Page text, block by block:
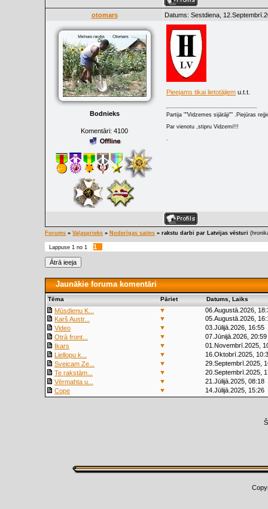
otomars Datums: Sestdiena,
Bodnieks
Komentāri: 4100
Pieejams tikai lietotājiem u.t.t.
Partija ""Vidzemes sijātāji"" .Piejūras
Par vienotu ,stipru Vidzemi!!!
Forums » Vaļasprieks » Noderīgas saites » rakstu darbi par Latvijas vēsturi
Lappuse 1 no 1 1
Jaunākie foruma komentāri
Tēma Pāriet Datums, Laiks
Mūsdienu K... ▼
06.Augustā.2026,
Karš Austr...
▼
05.Augustā.2026,
Video
▼
03.Jūlijā.2026, 16:55
Otrā front...
▼
07.Jūnijā.2026, 20:59
Ikars
▼
01.Novembrī.2025,
Liellopu k...
▼
16.Oktobrī.2025,
Sveicam Ze...
▼
29.Septembrī.2025,
Te rakstām...
▼
20.Septembrī.2025,
Vērmahta u...
▼
21.Jūlijā.2025, 08:18
Cope
▼ 14.Jūlijā.2025, 15:26